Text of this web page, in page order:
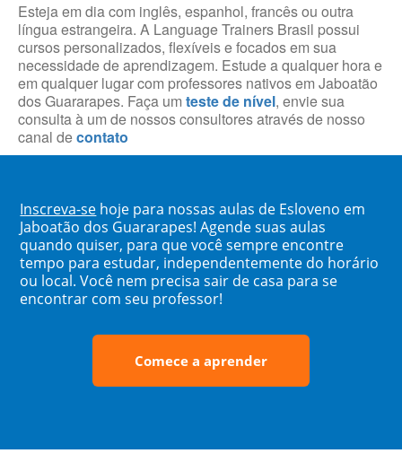
Esteja em dia com inglês, espanhol, francês ou outra
língua estrangeira. A Language Trainers Brasil possui
cursos personalizados, flexíveis e focados em sua
necessidade de aprendizagem. Estude a qualquer hora e
em qualquer lugar com professores nativos em Jaboatão
dos Guararapes. Faça um teste de nível, envie sua
consulta à um de nossos consultores através de nosso
canal decontato
Inscreva-se hoje para nossas aulas de Esloveno em
Jaboatão dos Guararapes! Agende suas aulas
quando quiser, para que você sempre encontre
tempo para estudar, independentemente do horário
ou local. Você nem precisa sair de casa para se
encontrar com seu professor!
Comece a aprender